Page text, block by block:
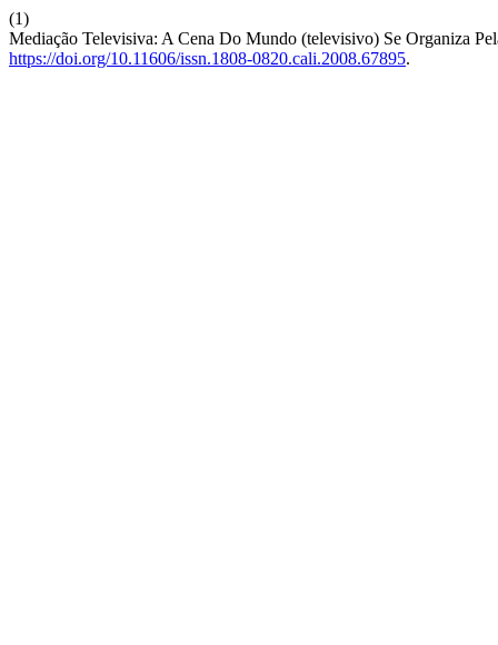
(1)
Mediação Televisiva: A Cena Do Mundo (televisivo) Se Organiza
https://doi.org/10.11606/issn.1808-0820.cali.2008.67895.